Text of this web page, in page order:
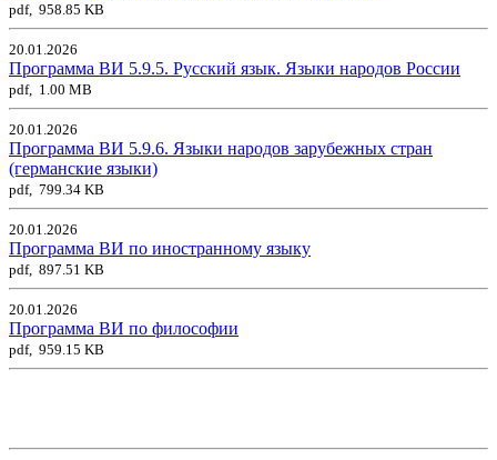
pdf, 958.85 KB
20.01.2026
Программа ВИ 5.9.5. Русский язык. Языки народов России
pdf, 1.00 MB
20.01.2026
Программа ВИ 5.9.6. Языки народов зарубежных стран
(германские языки)
pdf, 799.34 KB
20.01.2026
Программа ВИ по иностранному языку
pdf, 897.51 KB
20.01.2026
Программа ВИ по философии
pdf, 959.15 KB